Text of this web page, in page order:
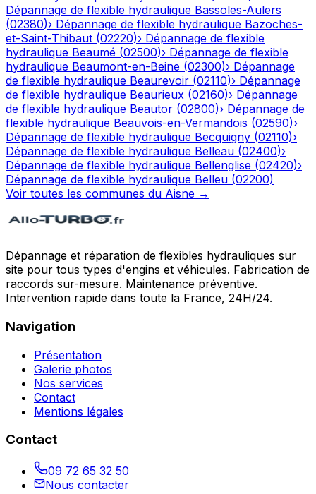
Dépannage de flexible hydraulique Bassoles-Aulers
(02380)› Dépannage de flexible hydraulique Bazoches-
et-Saint-Thibaut (02220)› Dépannage de flexible
hydraulique Beaumé (02500)› Dépannage de flexible
hydraulique Beaumont-en-Beine (02300)› Dépannage
de flexible hydraulique Beaurevoir (02110)› Dépannage
de flexible hydraulique Beaurieux (02160)› Dépannage
de flexible hydraulique Beautor (02800)› Dépannage de
flexible hydraulique Beauvois-en-Vermandois (02590)›
Dépannage de flexible hydraulique Becquigny (02110)›
Dépannage de flexible hydraulique Belleau (02400)›
Dépannage de flexible hydraulique Bellenglise (02420)›
Dépannage de flexible hydraulique Belleu (02200)
Voir toutes les communes du Aisne →
Dépannage et réparation de flexibles hydrauliques sur
site pour tous types d'engins et véhicules. Fabrication de
raccords sur-mesure. Maintenance préventive.
Intervention rapide dans toute la France, 24H/24.
Navigation
Présentation
Galerie photos
Nos services
Contact
Mentions légales
Contact
09 72 65 32 50
Nous contacter